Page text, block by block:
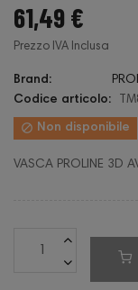
61,49 €
Prezzo IVA Inclusa
Brand:
Codice articolo:
 Non disponibile
VASCA PROLINE 3D